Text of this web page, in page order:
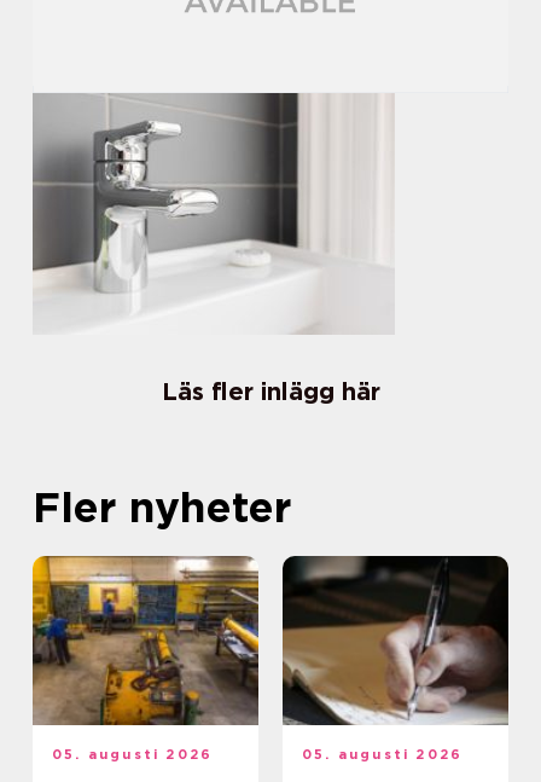
Läs fler inlägg här
Fler nyheter
05. augusti 2026 05. augusti 2026